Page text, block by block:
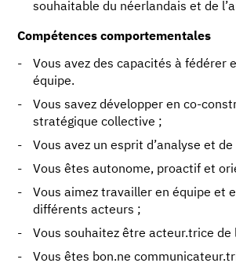
souhaitable du néerlandais et de
Compétences comportementales
Vous avez des capacités à fédérer
équipe.
Vous savez développer en co-
stratégique collective ;
Vous avez un esprit d’analyse et
Vous êtes autonome, proactif et
Vous aimez travailler en équipe et
différents acteurs ;
Vous souhaitez être acteur.trice de
Vous êtes bon.ne